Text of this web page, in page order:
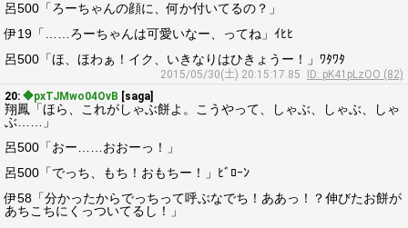
呂500「ろーちゃんの顔に、何か付いてるの？」
伊19「……ろーちゃんは可愛いなー、ってね」ｲﾋﾋ
呂500「ほ、ほわぁ！イク、いきなりはひきょうー！」ﾜﾀﾜﾀ
2015/05/30(土) 20:15:17.85
ID: pK41pLzOO (82)
20: ◆pxTJMwo04OvB [saga]
翔鳳「ほら、これがしゃぶ餅よ。こうやって、しゃぶ、しゃぶ、しゃ
ぶ……」
呂500「おー……おおーっ！」
呂500「でっち、もち！おもちー！」ﾋﾞﾛｰﾝ
伊58「分かったからでっちって呼ぶなでち！ああっ！？伸びたお餅が
あちこちにくっついてるし！」